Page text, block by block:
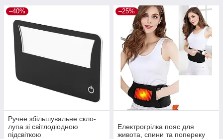
–40%
Ручне збільшувальне скло-
лупа зі світлодіодною
підсвіткою
–25%
Електрогрілка пояс для
живота, спини та попереку